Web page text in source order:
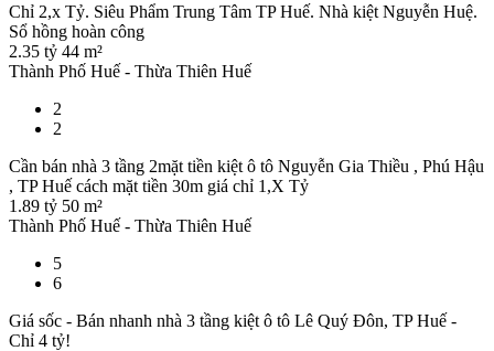
Chỉ 2,x Tỷ. Siêu Phẩm Trung Tâm TP Huế. Nhà kiệt Nguyễn Huệ.
Sổ hồng hoàn công
2.35 tỷ 44 m²
Thành Phố Huế - Thừa Thiên Huế
2
2
Cần bán nhà 3 tầng 2mặt tiền kiệt ô tô Nguyễn Gia Thiều , Phú Hậu
, TP Huế cách mặt tiền 30m giá chỉ 1,X Tỷ
1.89 tỷ 50 m²
Thành Phố Huế - Thừa Thiên Huế
5
6
Giá sốc - Bán nhanh nhà 3 tầng kiệt ô tô Lê Quý Đôn, TP Huế -
Chỉ 4 tỷ!